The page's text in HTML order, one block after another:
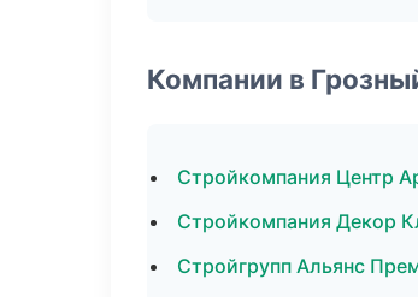
Компании в
Стройкомпания Центр
Стройкомпания Декор
Стройгрупп Альянс